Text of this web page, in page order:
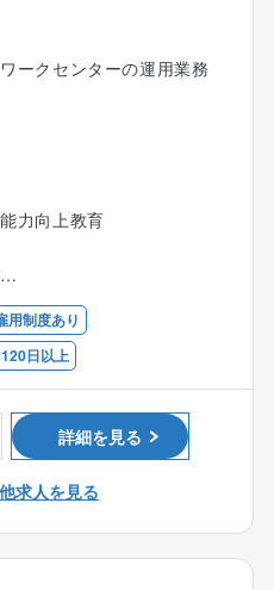
オフィス構築に関わる
ず、幅広い内容を経験で
。
（週2回）
超、土日祝及び夜間対応
20～21時頃）や土日に緊
ます。
り、対応可能な社員を探
ておく必要はなく、対応
す。
ルだけでなく、お客様と
活かせるポジションで
ンター保全部
ン業務を担います。国際
ークセンターの運用業務
事・点検/保全/修繕対応
事・点検/保全/修繕対応
ター機器・設備＞
運転業務
繕、中長期修繕計画での
手順、安全計画の立案、
ト削減提案
ータセンター内での常駐保
力向上教育
気通信工事、電気工事、
事）
務に対応可能な方
用制度あり
日以上
詳細を見る
求人を見る